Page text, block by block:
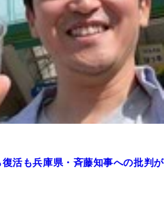
活も兵庫県・斉藤知事への批判が